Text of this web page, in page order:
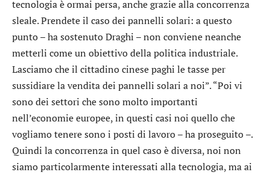
tecnologia è ormai persa, anche grazie alla concorrenza
sleale. Prendete il caso dei pannelli solari: a questo
punto – ha sostenuto Draghi – non conviene neanche
metterli come un obiettivo della politica industriale.
Lasciamo che il cittadino cinese paghi le tasse per
sussidiare la vendita dei pannelli solari a noi”. “Poi vi
sono dei settori che sono molto importanti
nell’economie europee, in questi casi noi quello che
vogliamo tenere sono i posti di lavoro – ha proseguito –.
Quindi la concorrenza in quel caso è diversa, noi non
siamo particolarmente interessati alla tecnologia, ma ai